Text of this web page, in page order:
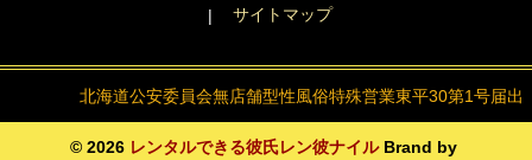
サイトマップ
北海道公安委員会無店舗型性風俗特殊営業東平30第1号届出
© 2026 レンタルできる彼氏レン彼ナイル Brand by